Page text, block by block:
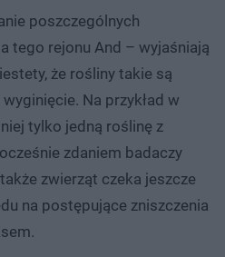
poszczególnych
tego rejonu And – wyjaśniają
że rośliny takie są
Na przykład w
tylko jedną roślinę z
zdaniem badaczy
zwierząt czeka jeszcze
na postępujące zniszczenia